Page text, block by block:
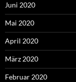
Juni 2020
Mai 2020
April 2020
März 2020
Februar 2020